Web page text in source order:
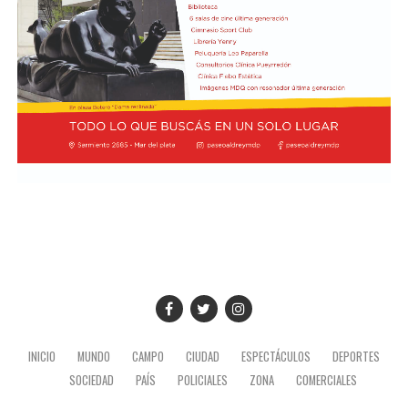
Cómo funciona el Power Ranking de la Fórmula 1
Esta clasificación funciona a través de un panel de cinco
expertos que luego de cada Gran Premio de la F1 asigna
una calificación individual a cada piloto según su
actuación a lo largo de todo el fin de semana, por lo que
incluye también la clasificación previa y, en caso de
tener, las carreras sprint.
A lo largo del año, se acumularon las valoraciones de
cada uno en una tabla general que, luego de once fechas
disputadas, dieron un balance de los mejores pilotos de
la máxima categoría del automovilismo durante 2026.
INICIO MUNDO CAMPO CIUDAD ESPECTÁCULOS
DEPORTES
SOCIEDAD
PAÍS POLICIALES ZONA COMERCIALES